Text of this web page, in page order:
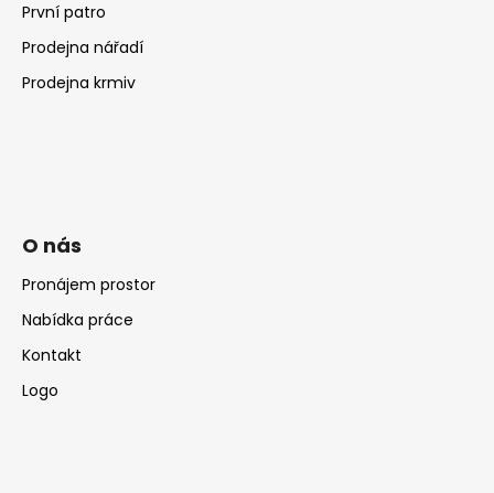
První patro
Prodejna nářadí
Prodejna krmiv
O nás
Pronájem prostor
Nabídka práce
Kontakt
Logo